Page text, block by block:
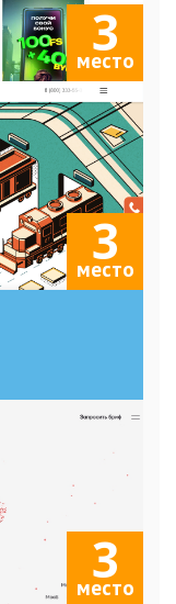
3
место
3
место
3
место